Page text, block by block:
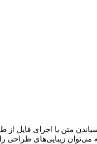
متن یا اجرای